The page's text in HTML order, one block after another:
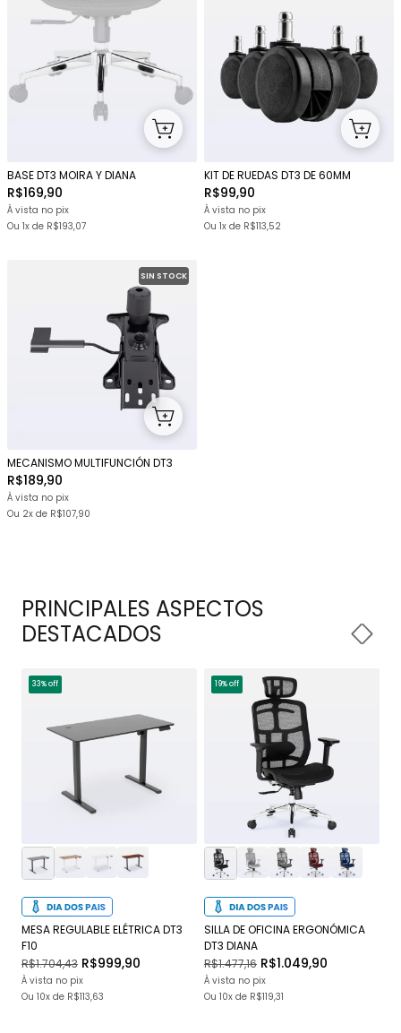
BASE DT3 MOIRA Y DIANA
R$169,90
À vista no pix
Ou 1x de R$193,07
KIT DE RUEDAS DT3 DE 60MM
R$99,90
À vista no pix
Ou 1x de R$113,52
SIN STOCK
MECANISMO MULTIFUNCIÓN DT3
R$189,90
À vista no pix
Ou 2x de R$107,90
PRINCIPALES ASPECTOS
DESTACADOS
MESA REGULABLE ELÉTRICA DT3
F10
R$1.704,43 R$999,90
33% off
À vista no pix
Ou 10x de R$113,63
SILLA DE OFICINA ERGONÓMICA
DT3 DIANA
R$1.477,16 R$1.049,90
19% off
À vista no pix
Ou 10x de R$119,31